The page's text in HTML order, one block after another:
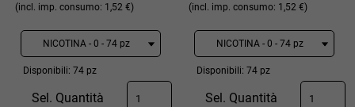
(incl. imp. consumo: 1,52 €)
Disponibili: 74 pz
Sel. Quantità
(incl. imp. consumo: 1,52 €)
Disponibili: 74 pz
Sel. Quantità